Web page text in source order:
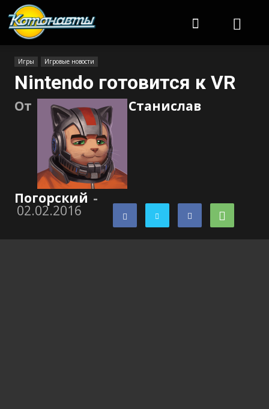
Игры Игровые новости
Nintendo готовится к VR
От Станислав
Погорский -
02.02.2016